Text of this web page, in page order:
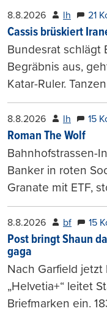
8.8.2026 lh 21
Cassis brüskiert
Bundesrat schlägt
Begräbnis aus,
Katar-Ruler.
8.8.2026 lh 15
Roman The Wolf
Bahnhofstrassen-
Banker in roten
Granate mit ETF,
8.8.2026 bf 15
Post bringt Shaun
gaga
Nach Garfield jetzt
„Helvetia+“ leitet
Briefmarken ein.